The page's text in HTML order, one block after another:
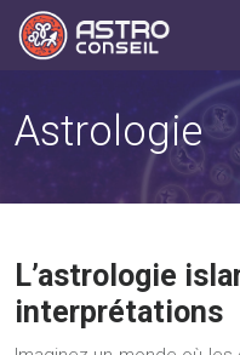
Astrologie
L’astrologie
interprétations